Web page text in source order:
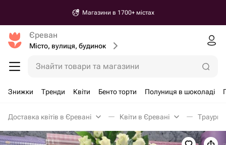
Магазини в 1700+ містах
Єреван
Місто, вулиця, будинок
Знайти товари та магазини
Знижки Тренди Квіти Бенто торти Полуниця в шоколаді
Доставка квітів в Єревані Квіти в Єревані